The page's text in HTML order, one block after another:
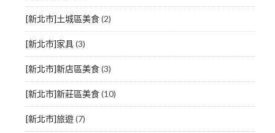
[新北市]土城區美食(2)
[新北市]家具(3)
[新北市]新店區美食(3)
[新北市]新莊區美食(10)
[新北市]旅遊(7)